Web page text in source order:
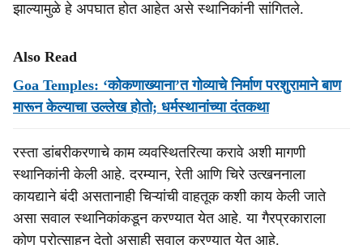
झाल्यामुळे हे अपघात होत आहेत असे स्थानिकांनी सांगितले.
Also Read
Goa Temples: ‘कोकणाख्याना’त गोव्याचे निर्माण परशुरामाने बाण
मारून केल्याचा उल्लेख होतो; धर्मस्थानांच्या दंतकथा
रस्ता डांबरीकरणाचे काम व्यवस्थितरित्या करावे अशी मागणी
स्थानिकांनी केली आहे. दरम्यान, रेती आणि चिरे उत्खननाला
कायद्याने बंदी असतानाही चिऱ्यांची वाहतूक कशी काय केली जाते
असा सवाल स्थानिकांकडून करण्यात येत आहे. या गैरप्रकाराला
कोण प्रोत्साहन देतो असाही सवाल करण्यात येत आहे.